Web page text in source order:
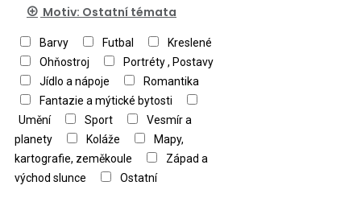
Motiv: Ostatní témata
Barvy Futbal
Kreslené
Ohňostroj
Portréty , Postavy
Jídlo a nápoje
Romantika
Fantazie a mýtické bytosti
Umění
Sport
Vesmír a
planety
Koláže
Mapy,
kartografie, zeměkoule
Západ a
východ slunce
Ostatní